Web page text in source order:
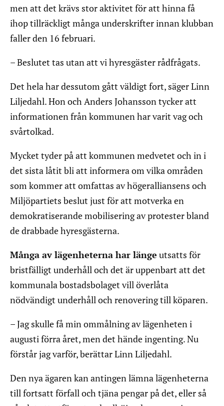
men att det krävs stor aktivitet för att hinna få
ihop tillräckligt många underskrifter innan klubban
faller den 16 februari.
– Beslutet tas utan att vi hyresgäster rådfrågats.
Det hela har dessutom gått väldigt fort, säger Linn
Liljedahl. Hon och Anders Johansson tycker att
informationen från kommunen har varit vag och
svårtolkad.
Mycket tyder på att kommunen medvetet och in i
det sista låtit bli att informera om vilka områden
som kommer att omfattas av högeralliansens och
Miljöpartiets beslut just för att motverka en
demokratiserande mobilisering av protester bland
de drabbade hyresgästerna.
Många av lägenheterna har länge utsatts för
bristfälligt underhåll och det är uppenbart att det
kommunala bostadsbolaget vill överlåta
nödvändigt underhåll och renovering till köparen.
– Jag skulle få min ommålning av lägenheten i
augusti förra året, men det hände ingenting. Nu
förstår jag varför, berättar Linn Liljedahl.
Den nya ägaren kan antingen lämna lägenheterna
till fortsatt förfall och tjäna pengar på det, eller så